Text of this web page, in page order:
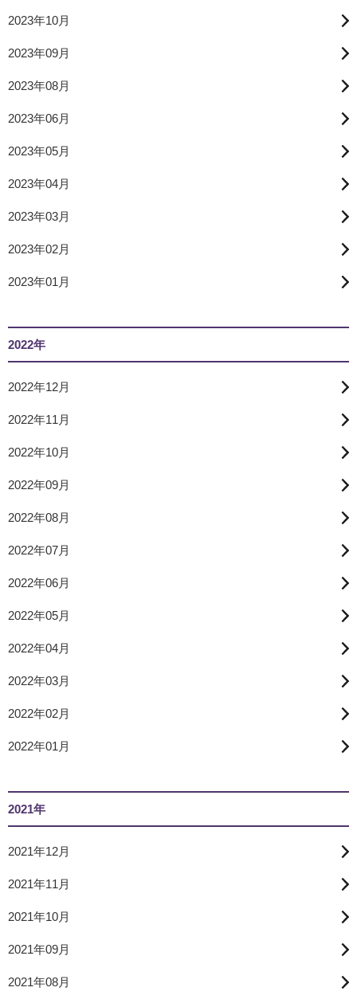
2023年10月
2023年09月
2023年08月
2023年06月
2023年05月
2023年04月
2023年03月
2023年02月
2023年01月
2022年
2022年12月
2022年11月
2022年10月
2022年09月
2022年08月
2022年07月
2022年06月
2022年05月
2022年04月
2022年03月
2022年02月
2022年01月
2021年
2021年12月
2021年11月
2021年10月
2021年09月
2021年08月